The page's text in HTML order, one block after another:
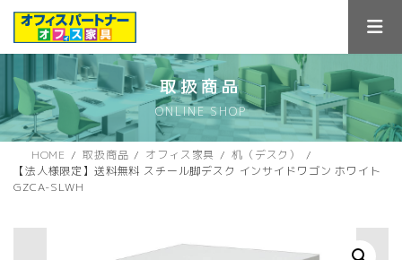
ス
キ
ン
に
取扱商品
ONLINE SHOP
HOME 取扱商品 オフィス家具
机（デスク）
【法人様限定】送料無料 スチール脚デスク インサイドワゴン ホワイト
GZCA-SLWH